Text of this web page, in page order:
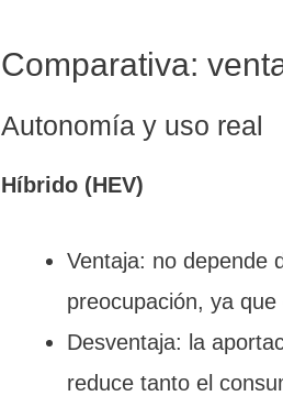
Comparativa:
Autonomía y uso real
Híbrido (HEV)
Ventaja: no depende
preocupación, ya
Desventaja: la
reduce tanto el